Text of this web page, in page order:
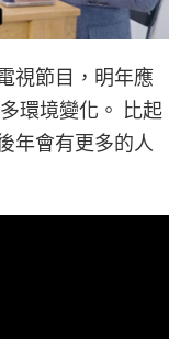
視節目，明年應
環境變化。 比起
年會有更多的人